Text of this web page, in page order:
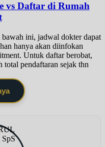
vs Daftar di Rumah
ini, jadwal dokter dapat
hanya akan diinfokan
Untuk daftar berobat,
pendaftaran sejak thn